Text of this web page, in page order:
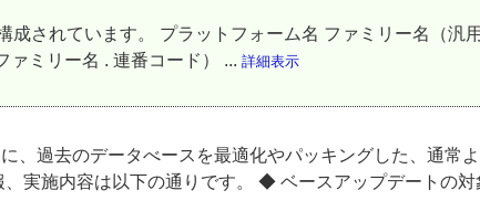
されています。 プラットフォーム名 ファミリー名（汎
ミリー名 . 連番コード） ... 詳細表示
、過去のデータべースを最適化やパッキングした、通常
実施内容は以下の通りです。 ◆ ベースアップデートの対